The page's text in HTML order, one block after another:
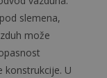
slemena,
može
konstrukcije. U